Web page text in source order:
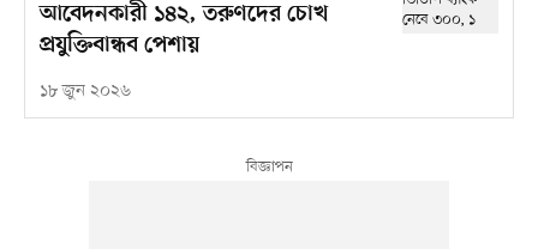
আবেদনকারী ১৪২, তরুণদের চোখ
প্রযুক্তিবান্ধব পেশায়
১৮ জুন ২০২৬